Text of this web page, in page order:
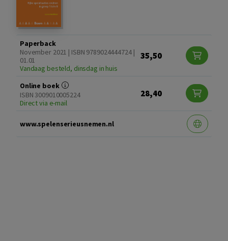
Paperback
November 2021 | ISBN 9789024444724 |
01.01
Vandaag besteld, dinsdag in huis
35,50
Online boek
ISBN 3009010005224
Direct via e-mail
28,40
www.spelenserieusnemen.nl